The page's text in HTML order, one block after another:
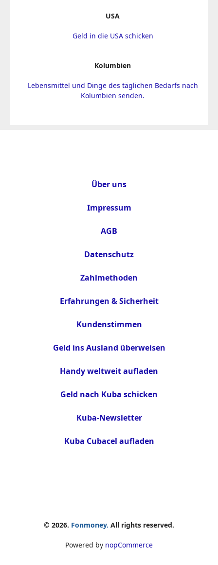
USA
Geld in die USA schicken
Kolumbien
Lebensmittel und Dinge des täglichen Bedarfs nach
Kolumbien senden.
Über uns
Impressum
AGB
Datenschutz
Zahlmethoden
Erfahrungen & Sicherheit
Kundenstimmen
Geld ins Ausland überweisen
Handy weltweit aufladen
Geld nach Kuba schicken
Kuba-Newsletter
Kuba Cubacel aufladen
© 2026. Fonmoney. All rights reserved.
Powered by nopCommerce